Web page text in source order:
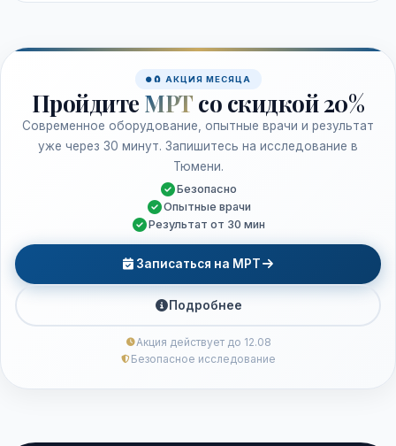
🧲 АКЦИЯ МЕСЯЦА
Пройдите МРТ со скидкой 20%
Современное оборудование, опытные врачи и результат
уже через 30 минут. Запишитесь на исследование в
Тюмени.
Безопасно
Опытные врачи
Результат от 30 мин
Записаться на МРТ
Подробнее
Акция действует до 12.08
Безопасное исследование